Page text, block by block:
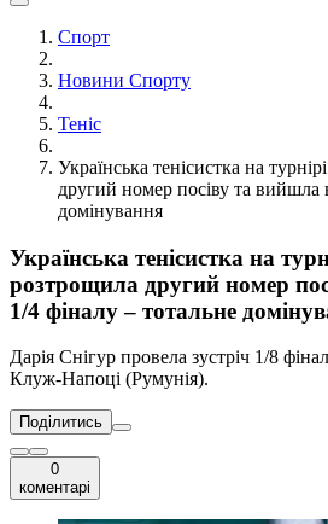
Спорт
Новини Спорту
Теніс
Українська тенісистка на
другий номер посіву та вийшла
домінування
Українська тенісистка на
розтрощила другий номер
1/4 фіналу – тотальне
Дарія Снігур провела зустріч 1/8
Клуж-Напоці (Румунія).
Поділитись
0
коментарі